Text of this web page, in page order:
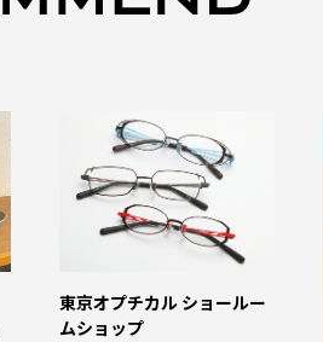
東京オプチカル ショールー
ムショップ